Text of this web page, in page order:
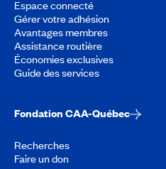
Espace connecté
Gérer votre adhésion
Avantages membres
Assistance routière
Économies exclusives
Guide des services
Fondation CAA-Québec
Recherches
Faire un don